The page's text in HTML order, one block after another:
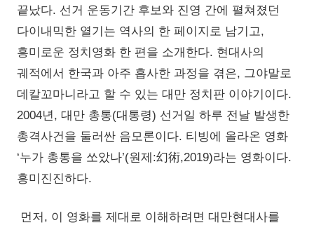
끝났다. 선거 운동기간 후보와 진영 간에 펼쳐졌던
다이내믹한 열기는 역사의 한 페이지로 남기고,
흥미로운 정치영화 한 편을 소개한다. 현대사의
궤적에서 한국과 아주 흡사한 과정을 겪은, 그야말로
데칼꼬마니라고 할 수 있는 대만 정치판 이야기이다.
2004년, 대만 총통(대통령) 선거일 하루 전날 발생한
총격사건을 둘러싼 음모론이다. 티빙에 올라온 영화
‘누가 총통을 쏘았나’(원제:幻術,2019)라는 영화이다.
흥미진진하다.
먼저, 이 영화를 제대로 이해하려면 대만현대사를